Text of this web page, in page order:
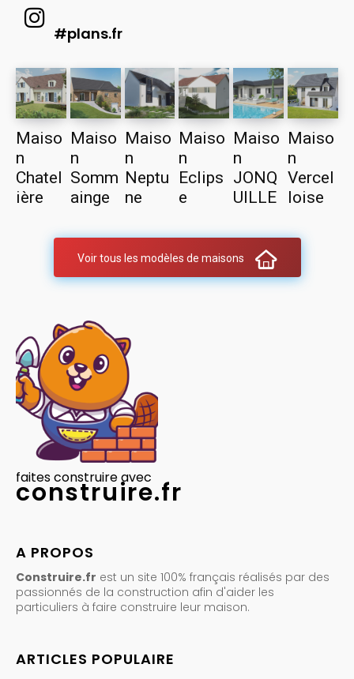
#plans.fr
Maiso
n
Chatel
ière
Maiso
n
Somm
ainge
Maiso
n
Neptu
ne
Maiso
n
Eclips
e
Maiso
n
JONQ
UILLE
Maiso
n
Vercel
loise
Voir tous les modèles de maisons
faites construire avec
construire.fr
A PROPOS
Construire.fr est un site 100% français réalisés par des
passionnés de la construction afin d'aider les
particuliers à faire construire leur maison.
ARTICLES POPULAIRE